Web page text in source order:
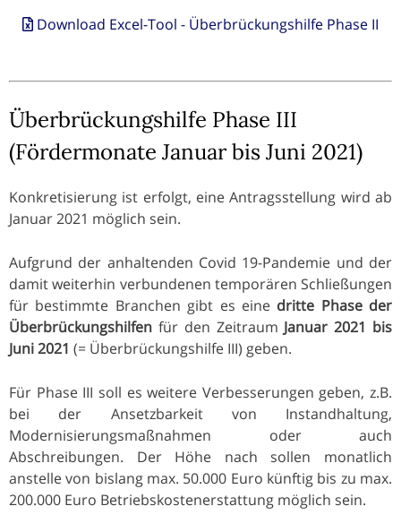
Download Excel-Tool - Überbrückungshilfe Phase II
Überbrückungshilfe Phase III
(Fördermonate Januar bis Juni 2021)
Konkretisierung ist erfolgt, eine Antragsstellung wird ab
Januar 2021 möglich sein.
Aufgrund der anhaltenden Covid 19-Pandemie und der
damit weiterhin verbundenen temporären Schließungen
für bestimmte Branchen gibt es eine dritte Phase der
Überbrückungshilfen für den Zeitraum Januar 2021 bis
Juni 2021 (= Überbrückungshilfe III) geben.
Für Phase III soll es weitere Verbesserungen geben, z.B.
bei der Ansetzbarkeit von Instandhaltung,
Modernisierungsmaßnahmen oder auch
Abschreibungen. Der Höhe nach sollen monatlich
anstelle von bislang max. 50.000 Euro künftig bis zu max.
200.000 Euro Betriebskostenerstattung möglich sein.